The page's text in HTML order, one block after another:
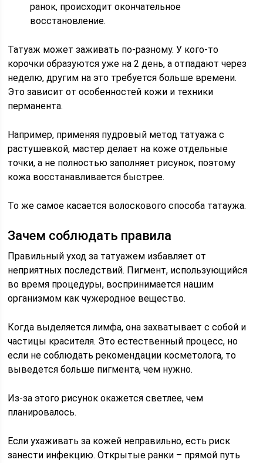
ранок, происходит окончательное
восстановление.
Татуаж может заживать по-разному. У кого-то
корочки образуются уже на 2 день, а отпадают через
неделю, другим на это требуется больше времени.
Это зависит от особенностей кожи и техники
перманента.
Например, применяя пудровый метод татуажа с
растушевкой, мастер делает на коже отдельные
точки, а не полностью заполняет рисунок, поэтому
кожа восстанавливается быстрее.
То же самое касается волоскового способа татаужа.
Зачем соблюдать правила
Правильный уход за татуажем избавляет от
неприятных последствий. Пигмент, использующийся
во время процедуры, воспринимается нашим
организмом как чужеродное вещество.
Когда выделяется лимфа, она захватывает с собой и
частицы красителя. Это естественный процесс, но
если не соблюдать рекомендации косметолога, то
выведется больше пигмента, чем нужно.
Из-за этого рисунок окажется светлее, чем
планировалось.
Если ухаживать за кожей неправильно, есть риск
занести инфекцию. Открытые ранки – прямой путь